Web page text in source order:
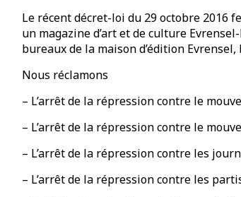
Le récent décret-loi du 29 octobre 2016
un magazine d’art et de culture
bureaux de la maison d’édition
Nous réclamons
– L’arrêt de la répression contre le
– L’arrêt de la répression contre le
– L’arrêt de la répression contre les
– L’arrêt de la répression contre les